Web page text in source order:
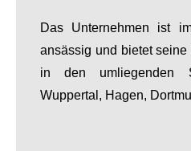
Das Unternehmen ist
ansässig und bietet
in den umliegenden
Wuppertal, Hagen,